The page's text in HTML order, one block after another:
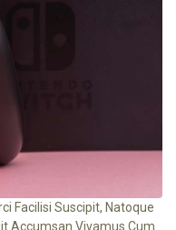
Facilisi Suscipit, Natoque
Accumsan Vivamus Cum